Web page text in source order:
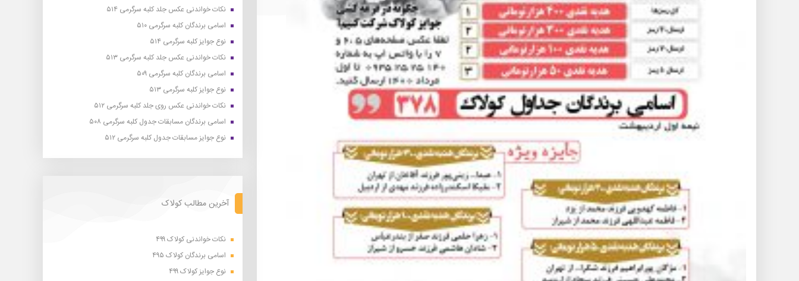
نکات خواندنی عکس جلد کلبه سرگرمی ۵۱۴
اسامی برندگان کلبه سرگرمی ۵۱۰
نوع جوایز کلبه سرگرمی ۵۱۴
نکات خواندنی عکس جلد کلبه سرگرمی ۵۱۳
اسامی برندگان کلبه سرگرمی ۵۰۹
نوع جوایز کلبه سرگرمی ۵۱۳
نکات خواندنی عکس روی جلد کلبه سرگرمی ۵۱۲
اسامی برندگان مسابقات جدول کلبه سرگرمی ۵۰۸
نوع جوایز مسابقات جدول کلبه سرگرمی ۵۱۲
آخرین مطالب کولاک
نکات خواندنی کولاک ۴۹۹
اسامی برندگان کولاک ۴۹۵
نوع جوایز کولاک ۴۹۹